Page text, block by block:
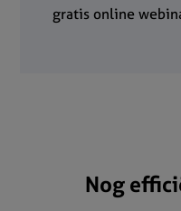
gratis online
Nog